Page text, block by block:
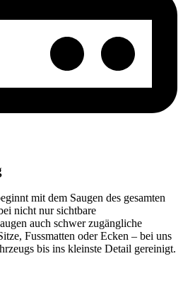
mit dem Saugen des gesamten
nicht nur sichtbare
auch schwer zugängliche
Fussmatten oder Ecken – bei uns
bis ins kleinste Detail gereinigt.